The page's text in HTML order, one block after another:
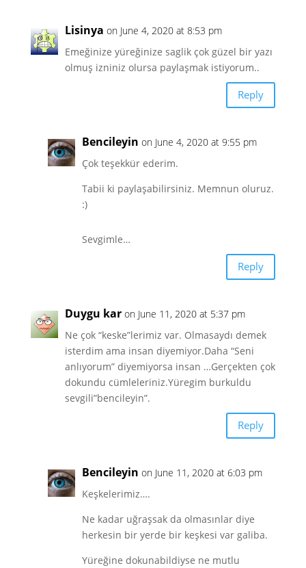
Lisinya on June 4, 2020 at 8:53 pm
Emeğinize yüreğinize saglik çok güzel bir yazı
olmuş izniniz olursa paylaşmak istiyorum..
Reply
Bencileyin on June 4, 2020 at 9:55 pm
Çok teşekkür ederim.
Tabii ki paylaşabilirsiniz. Memnun oluruz.
:)
Sevgimle…
Reply
Duygu kar on June 11, 2020 at 5:37 pm
Ne çok “keske”lerimiz var. Olmasaydı demek
isterdim ama insan diyemiyor.Daha “Seni
anlıyorum” diyemiyorsa insan …Gerçekten çok
dokundu cümleleriniz.Yüregim burkuldu
sevgili”bencileyin”.
Reply
Bencileyin on June 11, 2020 at 6:03 pm
Keşkelerimiz….
Ne kadar uğraşsak da olmasınlar diye
herkesin bir yerde bir keşkesi var galiba.
Yüreğine dokunabildiyse ne mutlu